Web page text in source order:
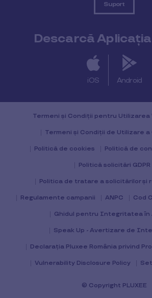
Suport
Descarcă
iOS Android
Termeni și Condiții pentru Utilizarea
Termeni și Condiții de Utilizare a
Politică de cookies Politică de
Politică solicitări GDPR
Politica de tratare a solicitărilor și
Regulamente campanii ANPC Cod
Ghidul pentru Integritatea în
Speak Up - Avertizare de
Declarația Pluxee România privind
Vulnerability Disclosure Policy
© Copyright PLUXEE